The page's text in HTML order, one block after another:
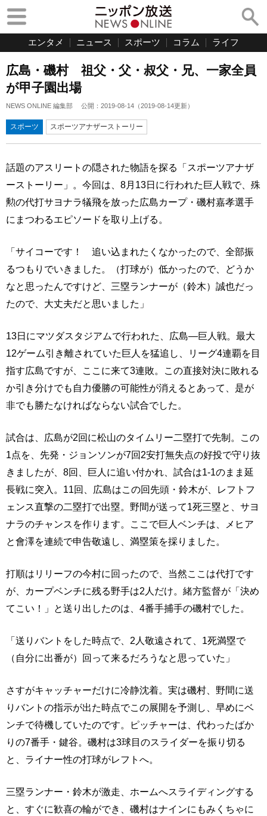
エンタメ ニュース スポーツ コラム ライフ
広島・磯村 祖父・父・叔父・兄、一家全員
が甲子園出場
NEWS ONLINE 編集部 公開： 2019-08-14 （2019-08-14更新）
スポーツ スポーツアナザーストーリー
話題のアスリートの隠された物語を探る「スポーツアナザ
ーストーリー」。今回は、8月13日に行われた巨人戦で、殊
勲の代打サヨナラ犠飛を放った広島カープ・磯村嘉孝選手
にまつわるエピソードを取り上げる。
「サイコーです！ 追い込まれたくなかったので、全部振
るつもりでいきました。（打球が）低かったので、どうか
なと思ったんですけど、三塁ランナーが（鈴木）誠也だっ
たので、大丈夫だと思いました」
13日にマツダスタジアムで行われた、広島—巨人戦。最大
12ゲーム引き離されていた巨人を猛追し、リーグ4連覇を目
指す広島ですが、ここに来て3連敗。この直接対決に敗れる
か引き分けでも自力優勝の可能性が消えるとあって、是が
非でも勝たなければならない試合でした。
試合は、広島が2回に松山のタイムリー二塁打で先制。この
1点を、先発・ジョンソンが7回2安打無失点の好投で守り抜
きましたが、8回、巨人に追い付かれ、試合は1-1のまま延
長戦に突入。11回、広島はこの回先頭・鈴木が、レフトフ
ェンス直撃の二塁打で出塁。野間が送って1死三塁と、サヨ
ナラのチャンスを作ります。ここで巨人ベンチは、メヒア
と會澤を連続で申告敬遠し、満塁策を採りました。
打順はリリーフの今村に回ったので、当然ここは代打です
が、カープベンチに残る野手は2人だけ。緒方監督が「決め
てこい！」と送り出したのは、4番手捕手の磯村でした。
「送りバントをした時点で、2人敬遠されて、1死満塁で
（自分に出番が）回って来るだろうなと思っていた」
さすがキャッチャーだけに冷静沈着。実は磯村、野間に送
りバントの指示が出た時点でこの展開を予測し、早めにベ
ンチで待機していたのです。ピッチャーは、代わったばか
りの7番手・鍵谷。磯村は3球目のスライダーを振り切る
と、ライナー性の打球がレフトへ。
三塁ランナー・鈴木が激走、ホームへスライディングする
と、すぐに歓喜の輪ができ、磯村はナインにもみくちゃに